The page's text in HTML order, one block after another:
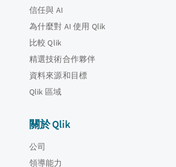
信任與 AI
為什麼對 AI 使用 Qlik
比較 Qlik
精選技術合作夥伴
資料來源和目標
Qlik 區域
關於 Qlik
公司
領導能力